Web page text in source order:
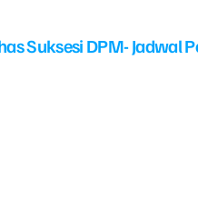
Suksesi DPM- Jadwal